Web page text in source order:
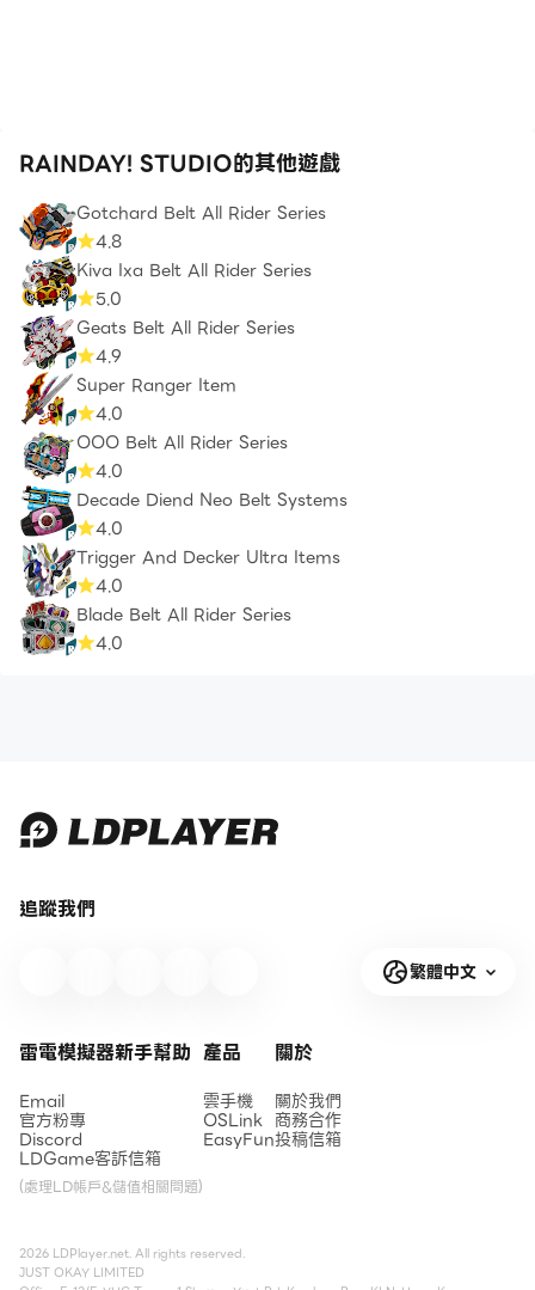
RAINDAY! STUDIO的其他遊戲
Gotchard Belt All Rider Series
4.8
Kiva Ixa Belt All Rider Series
5.0
Geats Belt All Rider Series
4.9
Super Ranger Item
4.0
OOO Belt All Rider Series
4.0
Decade Diend Neo Belt Systems
4.0
Trigger And Decker Ultra Items
4.0
Blade Belt All Rider Series
4.0
追蹤我們
繁體中文
雷電模擬器新手幫助
Email
官方粉專
Discord
LDGame客訴信箱
(處理LD帳戶&儲值相關問題)
產品
雲手機
OSLink
EasyFun
關於
關於我們
商務合作
投稿信箱
2026 LDPlayer.net. All rights reserved.
JUST OKAY LIMITED